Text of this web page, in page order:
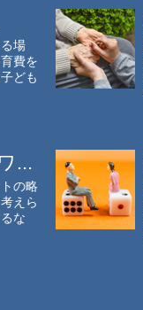
場
費を
ども
...
の略
えら
な